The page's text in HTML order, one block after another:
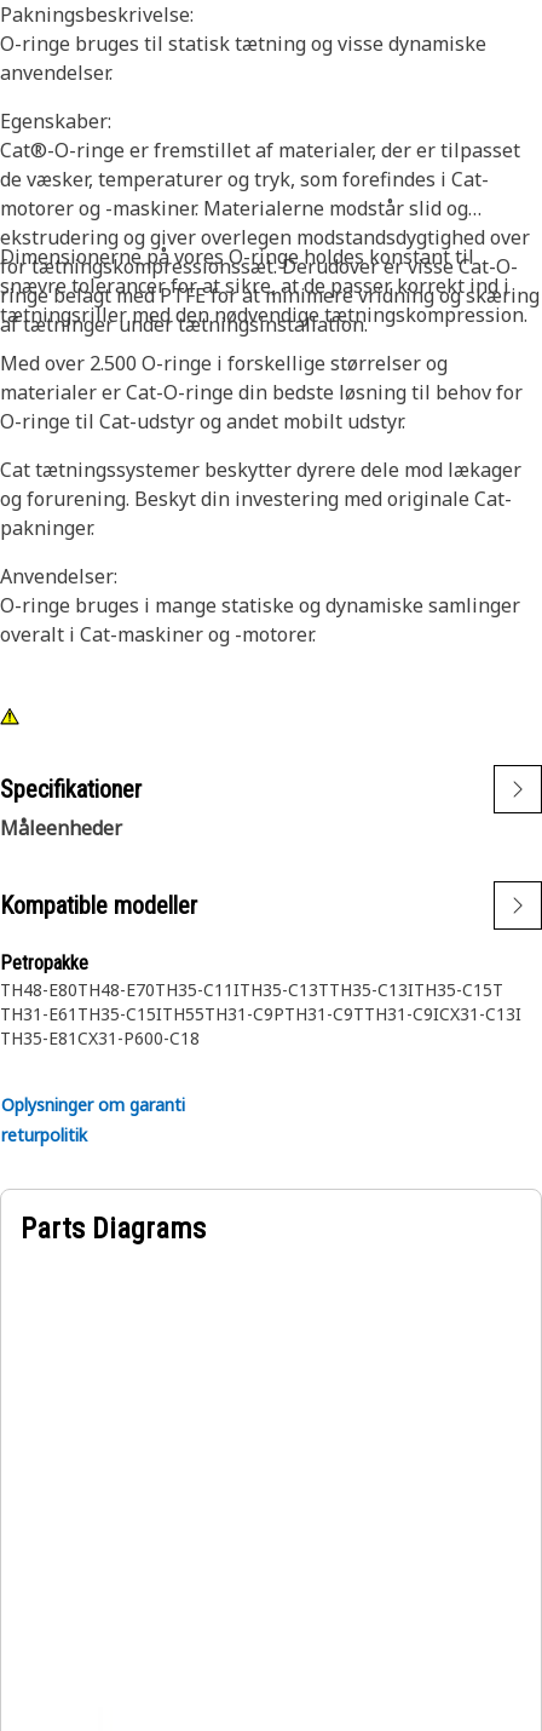
Pakningsbeskrivelse:
O-ringe bruges til statisk tætning og visse dynamiske
anvendelser.
Egenskaber:
Cat®-O-ringe er fremstillet af materialer, der er tilpasset
de væsker, temperaturer og tryk, som forefindes i Cat-
motorer og -maskiner. Materialerne modstår slid og
ekstrudering og giver overlegen modstandsdygtighed over
for tætningskompressionssæt. Derudover er visse Cat-O-
ringe belagt med PTFE for at minimere vridning og skæring
af tætninger under tætningsinstallation.
Dimensionerne på vores O-ringe holdes konstant til
snævre tolerancer for at sikre, at de passer korrekt ind i
tætningsriller med den nødvendige tætningskompression.
Med over 2.500 O-ringe i forskellige størrelser og
materialer er Cat-O-ringe din bedste løsning til behov for
O-ringe til Cat-udstyr og andet mobilt udstyr.
Cat tætningssystemer beskytter dyrere dele mod lækager
og forurening. Beskyt din investering med originale Cat-
pakninger.
Anvendelser:
O-ringe bruges i mange statiske og dynamiske samlinger
overalt i Cat-maskiner og -motorer.
Specifikationer
Måleenheder
Kompatible modeller
Petropakke
TH48-E80TH48-E70TH35-C11ITH35-C13TTH35-C13ITH35-C15T
TH31-E61 TH35-C15ITH55TH31-C9PTH31-C9TTH31-C9ICX31-C13I
TH35-E81CX31-P600-C18
Oplysninger om garanti
returpolitik
Parts Diagrams